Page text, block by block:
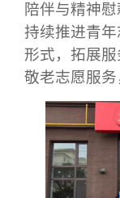
陪伴与精神慰
持续推进青
形式，拓展
敬老志愿服